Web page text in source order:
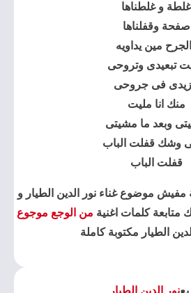
غلطة و غلطناها
صفحة وقفلناها
مين يداويه
تبعيدى وتروحى
فى جروحى
منك انا مليت
وبعد ما مشيتى
فى وشك قفلت الباب
قفلت الباب
مفيش موضوع غناء نور الدين الطيار و
كلمات اغنية من الوجع موجوع
الطيار مكتوبة كاملة
نور الدين الطيار